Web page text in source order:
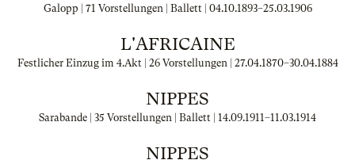
Galopp | 71 Vorstellungen | Ballett | 04.10.1893–25.03.1906
L'AFRICAINE
Festlicher Einzug im 4.Akt | 26 Vorstellungen | 27.04.1870–30.04.1884
NIPPES
Sarabande | 35 Vorstellungen | Ballett | 14.09.1911–11.03.1914
NIPPES